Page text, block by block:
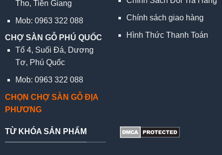
Tho, Tiền Giang
Mob: 0963 322 088
CHỢ SÀN GỖ PHÚ QUỐC
Tổ 4, Suối Đá, Dương
Tơ, Phú Quốc
Mob: 0963 322 088
CHỌN CHỢ SÀN GỖ ĐỊA
PHƯƠNG
Chính sách giao hàng
Hình Thức Thanh Toán
TỪ KHÓA SẢN PHẨM